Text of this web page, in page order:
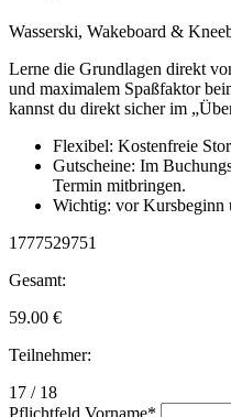
Wasserski, Wakeboard &
Lerne die Grundlagen direkt
und maximalem Spaßfaktor
kannst du direkt sicher im
Flexibel: Kostenfreie
Gutscheine: Im
Termin mitbringen.
Wichtig: vor Kursbeginn
1777529751
Gesamt:
59.00 €
Teilnehmer:
17 / 18